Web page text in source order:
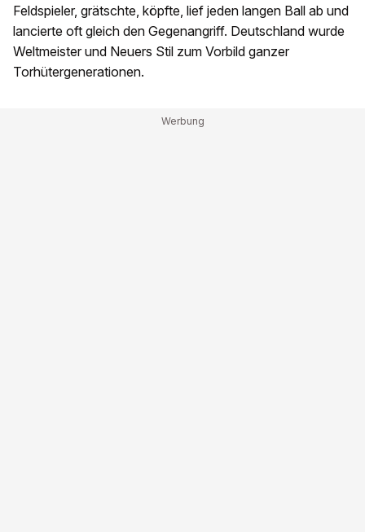
Feldspieler, grätschte, köpfte, lief jeden langen Ball ab und
lancierte oft gleich den Gegenangriff. Deutschland wurde
Weltmeister und Neuers Stil zum Vorbild ganzer
Torhütergenerationen.